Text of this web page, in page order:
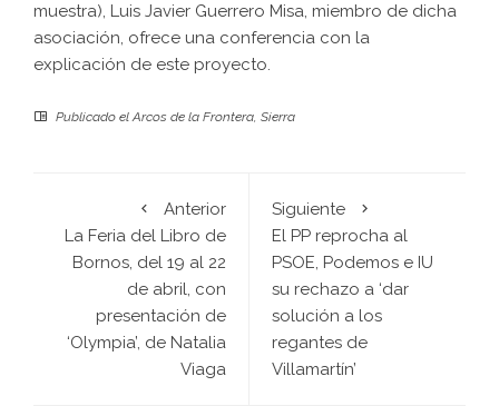
muestra), Luis Javier Guerrero Misa, miembro de dicha
asociación, ofrece una conferencia con la
explicación de este proyecto.
Publicado elArcos de la Frontera, Sierra
Anterior
La Feria del Libro de
Bornos, del 19 al 22
de abril, con
presentación de
‘Olympia’, de Natalia
Viaga
Siguiente
El PP reprocha al
PSOE, Podemos e IU
su rechazo a ‘dar
solución a los
regantes de
Villamartín’